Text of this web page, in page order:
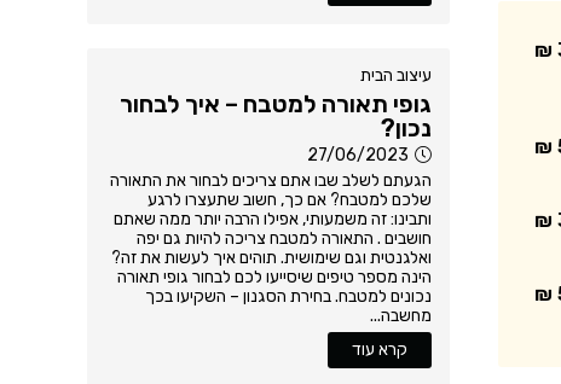
עיצוב הבית
גופי תאורה למטבח – איך לבחור
נכון?
27/06/2023
הגעתם לשלב שבו אתם צריכים לבחור את התאורה
שלכם למטבח? אם כך, חשוב שתעצרו לרגע
ותבינו: זה משמעותי, אפילו הרבה יותר ממה שאתם
חושבים . התאורה למטבח צריכה להיות גם יפה
ואלגנטית וגם שימושית. תוהים איך לעשות את זה?
הינה מספר טיפים שיסייעו לכם לבחור גופי תאורה
נכונים למטבח. בחירת הסגנון – השקיעו בכך
מחשבה...
קרא עוד